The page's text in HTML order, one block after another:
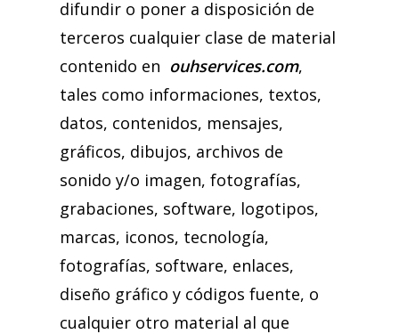
difundir o poner a disposición de
terceros cualquier clase de material
contenido en ouhservices.com,
tales como informaciones, textos,
datos, contenidos, mensajes,
gráficos, dibujos, archivos de
sonido y/o imagen, fotografías,
grabaciones, software, logotipos,
marcas, iconos, tecnología,
fotografías, software, enlaces,
diseño gráfico y códigos fuente, o
cualquier otro material al que